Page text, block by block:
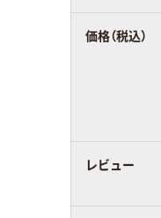
価格（税込）
レビュー